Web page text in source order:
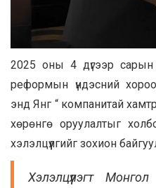
2025 оны 4 дүгээр
реформын үндэсний
энд Янг “ компанитай
хөрөнгө оруулалтыг
хэлэлцүүлгийг зохион
Хэлэлцүүлэгт